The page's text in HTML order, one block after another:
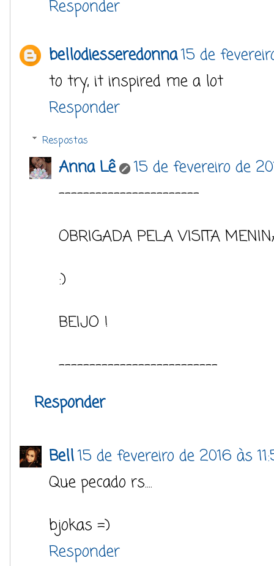
Responder
bellodiesseredonna15 de
to try, it inspired me a lot
Responder
Respostas
Anna Lê
15 de fevereiro de
-----------------------
OBRIGADA PELA VISITA
:)
BEIJO !
--------------------------
Responder
Bell15 de fevereiro de 2016 às
Que pecado rs....
bjokas =)
Responder